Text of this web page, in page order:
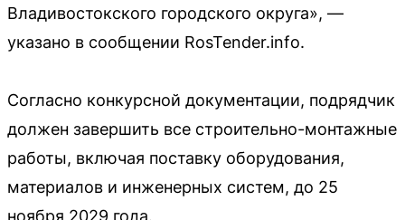
Владивостокского городского округа», —
указано в сообщении RosTender.info.
Согласно конкурсной документации, подрядчик
должен завершить все строительно-монтажные
работы, включая поставку оборудования,
материалов и инженерных систем, до 25
ноября 2029 года.